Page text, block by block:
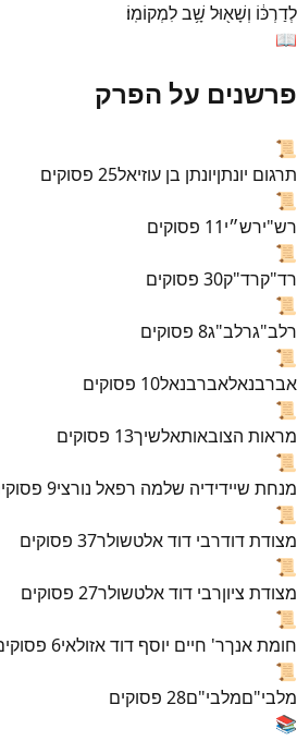
לְדַרְכּ֔וֹ וְשָׁא֖וּל שָׁ֥בלִמְקוֹמֽוֹ׃
📖
פרשנים על הפרק
📜
תרגום יונתןיונתן בן עוזיאל25 פסוקים
📜
רש"ירש״י11 פסוקים
📜
רד"קרד"ק30 פסוקים
📜
רלב"גרלב"ג8 פסוקים
📜
אברבנאלאברבנאל10 פסוקים
📜
מראות הצובאותאלשיך13 פסוקים
📜
מנחת שיידידיה שלמה רפאל נורצי9
📜
מצודת דודרבי דוד אלטשולר37 פסוקים
📜
מצודת ציוןרבי דוד אלטשולר27 פסוקים
📜
חומת אנךר' חיים יוסף דוד אזולאי6
📜
מלבי"םמלבי"ם28 פסוקים
📚